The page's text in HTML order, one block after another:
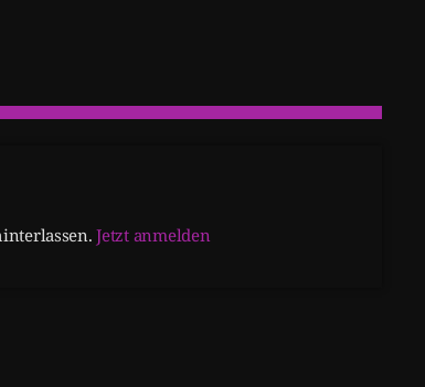
Jetzt anmelden